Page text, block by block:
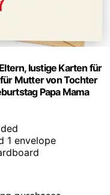
lustige Karten für
Mutter von Tochter
Papa Mama
1 envelope